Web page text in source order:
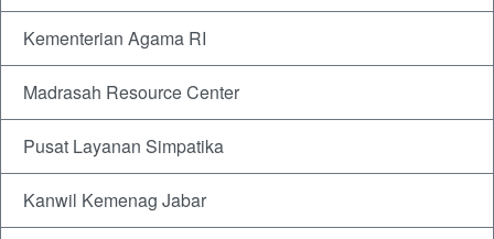
Kementerian Agama RI
Madrasah Resource Center
Pusat Layanan Simpatika
Kanwil Kemenag Jabar